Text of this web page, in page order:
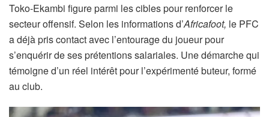
Toko-Ekambi figure parmi les cibles pour renforcer le
secteur offensif. Selon les informations d’Africafoot, le PFC
a déjà pris contact avec l’entourage du joueur pour
s’enquérir de ses prétentions salariales. Une démarche qui
témoigne d’un réel intérêt pour l’expérimenté buteur, formé
au club.